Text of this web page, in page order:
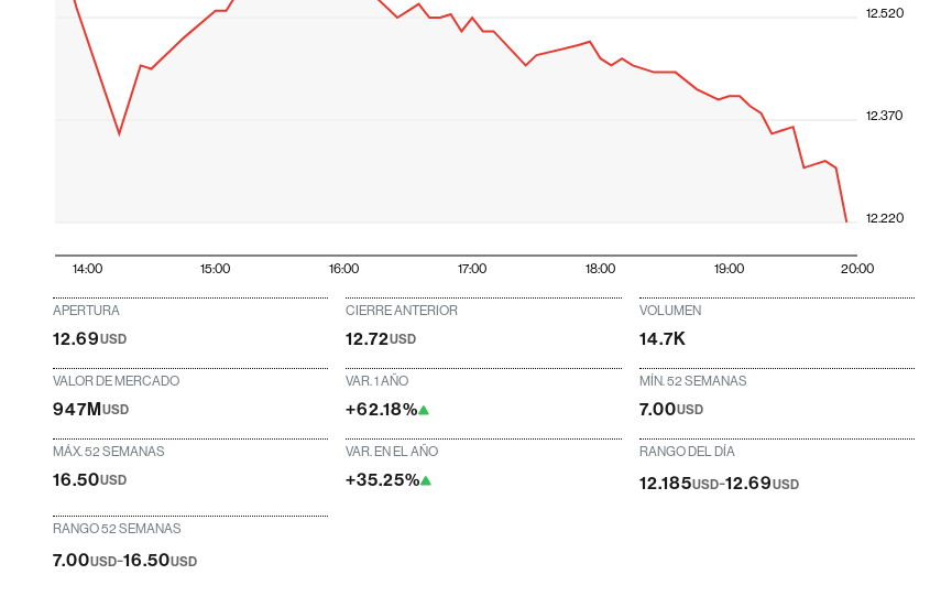
14:00 15:00 16:00 17:00 18:00 19:00 20:00
12.220
12.370
12.520
APERTURA
12.69USD
CIERRE ANTERIOR
12.72USD
VOLUMEN
14.7K
VALOR DE MERCADO
947MUSD
VAR. 1 AÑO
+62.18%
MÍN. 52 SEMANAS
7.00USD
MÁX. 52 SEMANAS
16.50USD
VAR. EN EL AÑO
+35.25%
RANGO DEL DÍA
12.185USD-12.69USD
RANGO 52 SEMANAS
7.00USD-16.50USD